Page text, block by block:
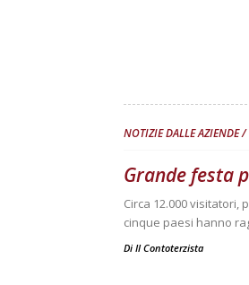
NOTIZIE DALLE AZIENDE
Grande festa
Circa 12.000
cinque paesi hanno
Di Il Contoterzista